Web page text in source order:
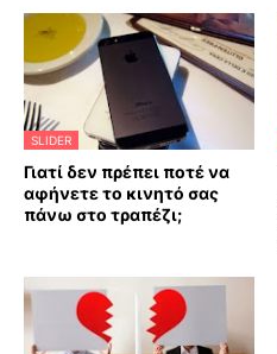
SLIDER
Γιατί δεν πρέπει ποτέ να
αφήνετε το κινητό σας
πάνω στο τραπέζι;